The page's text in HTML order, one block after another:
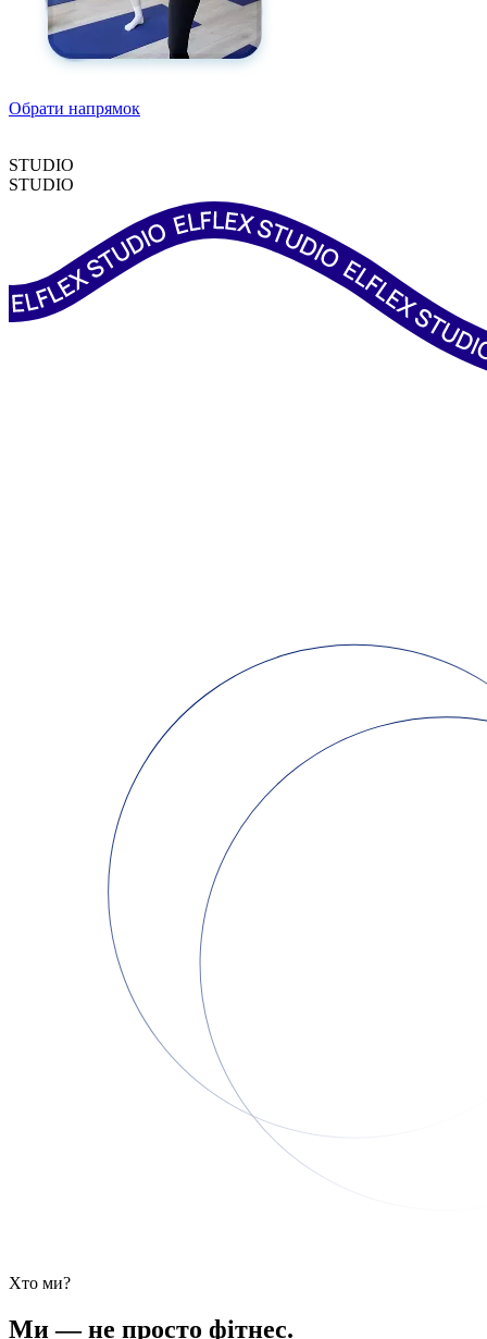
Обрати напрямок
STUDIO
STUDIO
Хто ми?
Ми — не просто фітнес.